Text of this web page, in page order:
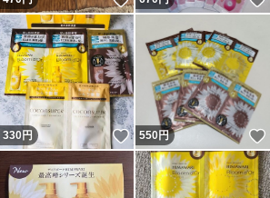
いいね！
330円 いいね！
550円